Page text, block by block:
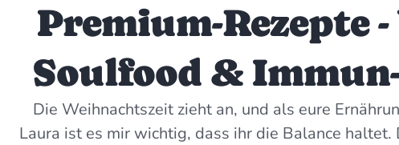
Premium-Rezepte
Soulfood &
Die Weihnachtszeit zieht an, und als eure
Laura ist es mir wichtig, dass ihr die Balance